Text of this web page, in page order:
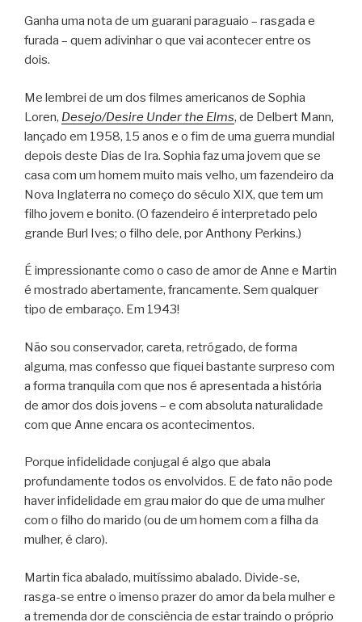
Ganha uma nota de um guarani paraguaio – rasgada e
furada – quem adivinhar o que vai acontecer entre os
dois.
Me lembrei de um dos filmes americanos de Sophia
Loren, Desejo/Desire Under the Elms, de Delbert Mann,
lançado em 1958, 15 anos e o fim de uma guerra mundial
depois deste Dias de Ira. Sophia faz uma jovem que se
casa com um homem muito mais velho, um fazendeiro da
Nova Inglaterra no começo do século XIX, que tem um
filho jovem e bonito. (O fazendeiro é interpretado pelo
grande Burl Ives; o filho dele, por Anthony Perkins.)
É impressionante como o caso de amor de Anne e Martin
é mostrado abertamente, francamente. Sem qualquer
tipo de embaraço. Em 1943!
Não sou conservador, careta, retrógado, de forma
alguma, mas confesso que fiquei bastante surpreso com
a forma tranquila com que nos é apresentada a história
de amor dos dois jovens – e com absoluta naturalidade
com que Anne encara os acontecimentos.
Porque infidelidade conjugal é algo que abala
profundamente todos os envolvidos. E de fato não pode
haver infidelidade em grau maior do que de uma mulher
com o filho do marido (ou de um homem com a filha da
mulher, é claro).
Martin fica abalado, muitíssimo abalado. Divide-se,
rasga-se entre o imenso prazer do amor da bela mulher e
a tremenda dor de consciência de estar traindo o próprio